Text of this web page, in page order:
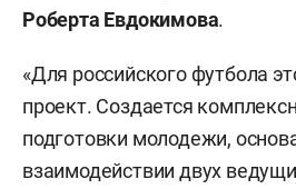
Роберта Евдокимова.
«Для российского футбола
проект. Создается
подготовки молодежи,
взаимодействии двух